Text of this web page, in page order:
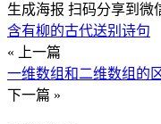
生成海报 扫码分享到微
含有柳的古代送别诗句
« 上一篇
一维数组和二维数组的
下一篇 »